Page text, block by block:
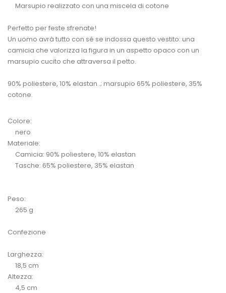
Marsupio realizzato con una miscela di cotone
Perfetto per feste sfrenate!
Un uomo avrà tutto con sé se indossa questo vestito: una
camicia che valorizza la figura in un aspetto opaco con un
marsupio cucito che attraversa il petto.
90% poliestere, 10% elastan .; marsupio 65% poliestere, 35%
cotone.
Colore:
nero
Materiale:
Camicia: 90% poliestere, 10% elastan
Tasche: 65% poliestere, 35% elastan
Peso:
265 g
Confezione
Larghezza:
18,5 cm
Altezza:
4,5 cm